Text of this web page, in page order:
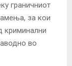
граничниот
за кои
криминални
во